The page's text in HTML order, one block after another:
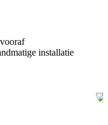
installatie